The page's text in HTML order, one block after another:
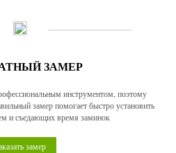
ЗАМЕР
инструментом, поэтому
замер помогает быстро установить
и съедающих время заминок
замер